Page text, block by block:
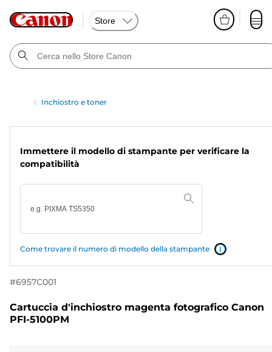
Store
Inchiostro e toner
Immettere il modello di stampante per verificare la
compatibilità
Come trovare il numero di modello della stampante
#6957C001
Cartuccia d'inchiostro magenta fotografico Canon
PFI-5100PM